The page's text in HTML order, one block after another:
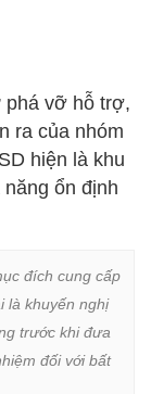
phá vỡ hỗ trợ,
ra của nhóm
hiện là khu
ổn định
đích cung cấp
là khuyến nghị
trước khi đưa
đối với bất